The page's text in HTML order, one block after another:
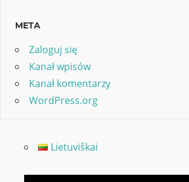
META
Zaloguj się
Kanał wpisów
Kanał komentarzy
WordPress.org
Lietuviškai